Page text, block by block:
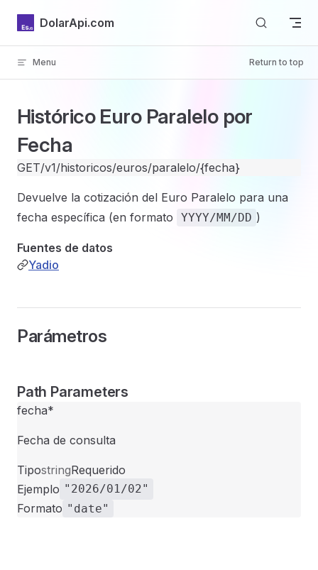
Skip to content
DolarApi.com
Menu Return to top
Inicio
GitHub
Histórico Euro Paralelo por
Fecha
GET/v1/historicos/euros/paralelo/{fecha}
Devuelve la cotización del Euro Paralelo para una
fecha específica (en formato
YYYY/MM/DD )
Fuentes de datos
Yadio
Parámetros
Path Parameters
fecha*
Fecha de consulta
TipostringRequerido
Ejemplo "2026/01/02"
Formato "date"